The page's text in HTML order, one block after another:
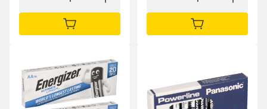
IN DEN WARENKORB IN DEN WARENKORB